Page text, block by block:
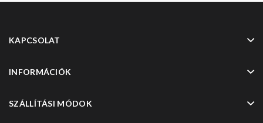
KAPCSOLAT
INFORMÁCIÓK
SZÁLLÍTÁSI MÓDOK